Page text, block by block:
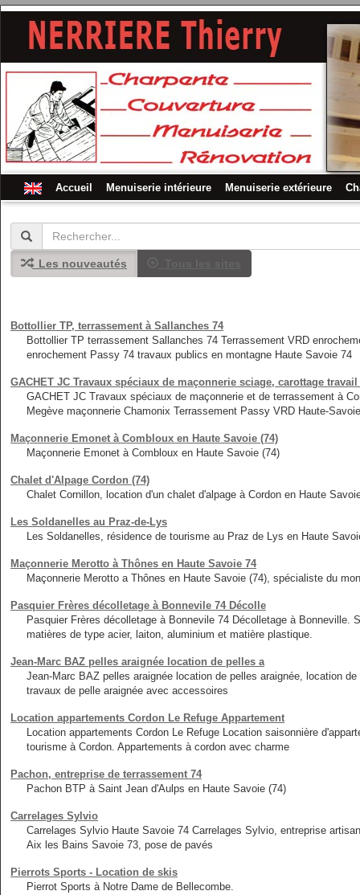
Accueil Menuiserie intérieure Menuiserie extérieure
Les nouveautés
Bottollier TP, terrassement à Sallanches 74
Bottollier TP terrassement Sallanches 74 Terrassement VRD
enrochement Passy 74 travaux publics en montagne Haute Savoie 74
GACHET JC Travaux spéciaux de maçonnerie sciage, carottage
GACHET JC Travaux spéciaux de maçonnerie et de terrassement à
Megève maçonnerie Chamonix Terrassement Passy VRD Haute-
Maçonnerie Emonet à Combloux en Haute Savoie (74)
Maçonnerie Emonet à Combloux en Haute Savoie (74)
Chalet d'Alpage Cordon (74)
Chalet Cornillon, location d'un chalet d'alpage à Cordon en Haute
Les Soldanelles au Praz-de-Lys
Les Soldanelles, résidence de tourisme au Praz de Lys en Haute
Maçonnerie Merotto à Thônes en Haute Savoie 74
Maçonnerie Merotto a Thônes en Haute Savoie (74), spécialiste du
Pasquier Frères décolletage à Bonnevile 74 Décolle
Pasquier Frères décolletage à Bonnevile 74 Décolletage à
matières de type acier, laiton, aluminium et matière plastique.
Jean-Marc BAZ pelles araignée location de pelles a
Jean-Marc BAZ pelles araignée location de pelles araignée, location
travaux de pelle araignée avec accessoires
Location appartements Cordon Le Refuge Appartement
Location appartements Cordon Le Refuge Location saisonnière
tourisme à Cordon. Appartements à cordon avec charme
Pachon, entreprise de terrassement 74
Pachon BTP à Saint Jean d'Aulps en Haute Savoie (74)
Carrelages Sylvio
Carrelages Sylvio Haute Savoie 74 Carrelages Sylvio, entreprise
Aix les Bains Savoie 73, pose de pavés
Pierrots Sports - Location de skis
Pierrot Sports à Notre Dame de Bellecombe.